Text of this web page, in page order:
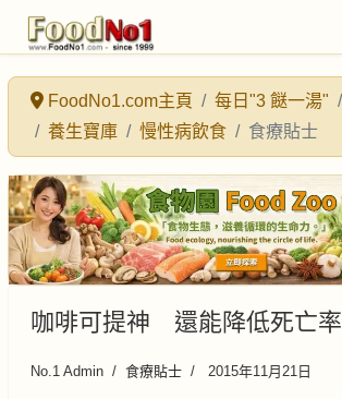
FoodNo1.com主頁 每日"3 餸一湯"
養生寶庫
慢性病飲食 食療貼士
咖啡可提神 還能降低死亡率
No.1 Admin 食療貼士 2015年11月21日